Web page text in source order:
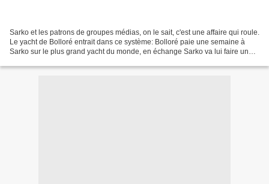
Sarko et les patrons de groupes médias, on le sait, c'est une affaire qui roule.
Le yacht de Bolloré entrait dans ce système: Bolloré paie une semaine à
Sarko sur le plus grand yacht du monde, en échange Sarko va lui faire une